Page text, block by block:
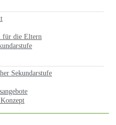
für die Eltern
Sekundarstufe